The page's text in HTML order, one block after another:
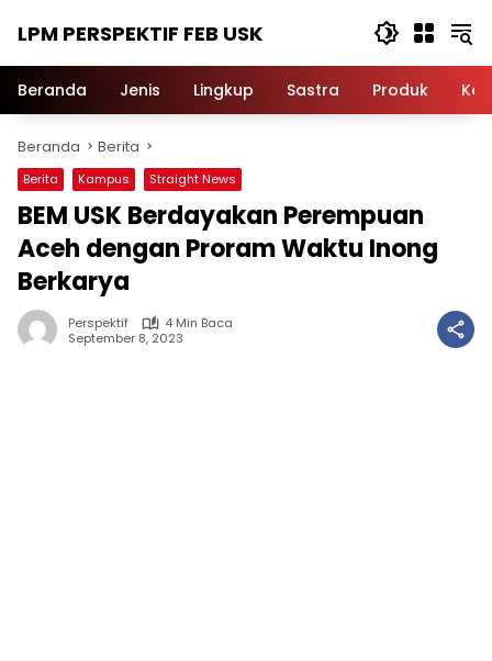
LPM PERSPEKTIF FEB USK
Beranda Jenis Lingkup Sastra Produk
Beranda Berita
Berita Kampus Straight News
BEM USK Berdayakan Perempuan
Aceh dengan Proram Waktu Inong
Berkarya
Perspektif
4 Min Baca
September 8, 2023